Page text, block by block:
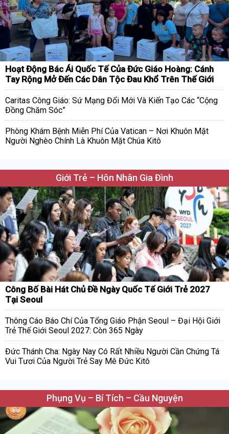
Hoạt Động Bác Ái Quốc Tế Của Đức Giáo Hoàng: Cánh
Tay Rộng Mở Đến Các Dân Tộc Đau Khổ Trên Thế Giới
Caritas Công Giáo: Sứ Mạng Đổi Mới Và Kiến Tạo Các “Cộng
Đồng Chăm Sóc”
Phòng Khám Bệnh Miễn Phí Của Vatican – Nơi Khuôn Mặt
Người Nghèo Chính Là Khuôn Mặt Chúa Kitô
Giới Trẻ – Hôn Nhân Gia Đình
Công Bố Bài Hát Chủ Đề Ngày Quốc Tế Giới Trẻ 2027
Tại Seoul
Thông Cáo Báo Chí Của Tổng Giáo Phận Seoul – Đại Hội Giới
Trẻ Thế Giới Seoul 2027: Còn 365 Ngày
Đức Thánh Cha: Ngày Nay Có Rất Nhiều Người Cần Chứng Tá
Vui Tươi Của Người Trẻ Say Mê Đức Kitô
Phụng Vụ – Bí Tích – Cầu Nguyện